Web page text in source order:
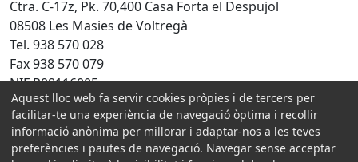
Ctra. C-17z, Pk. 70,400 Casa Forta el Despujol
08508 Les Masies de Voltregà
Tel. 938 570 028
Fax 938 570 079
NIF P0811600F
Amb la col·laboració de:
Aquest lloc web fa servir cookies pròpies i de tercers per
facilitar-te una experiència de navegació òptima i recollir
informació anònima per millorar i adaptar-nos a les teves
preferències i pautes de navegació. Navegar sense acceptar